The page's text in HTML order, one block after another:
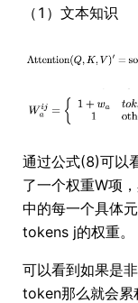
（1）文本知识
通过公式(8)可以
了一个权重W项
中的每一个具体
tokens j的权重。
可以看到如果是
token那么就会累